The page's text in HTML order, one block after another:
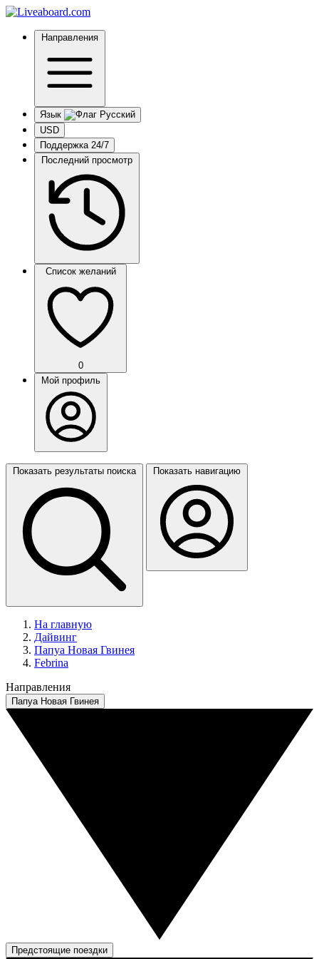
Направления
Язык
USD
Поддержка 24/7
Последний просмотр
Список желаний
0
Мой профиль
Показать результаты поиска Показать навигацию
На главную
Дайвинг
Папуа Новая Гвинея
Febrina
Направления
Папуа Новая Гвинея
Предстоящие поездки